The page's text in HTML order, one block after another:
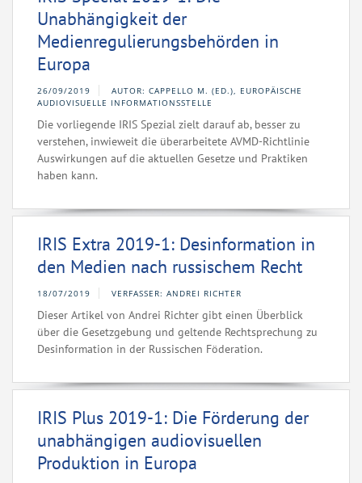
Unabhängigkeit der
Medienregulierungsbehörden in
Europa
26/09/2019
AUTOR: CAPPELLO M. (ED.), EUROPÄISCHE
AUDIOVISUELLE INFORMATIONSSTELLE
Die vorliegende IRIS Spezial zielt darauf ab, besser zu
verstehen, inwieweit die überarbeitete AVMD-Richtlinie
Auswirkungen auf die aktuellen Gesetze und Praktiken
haben kann.
IRIS Extra 2019-1: Desinformation in
den Medien nach russischem Recht
18/07/2019 VERFASSER: ANDREI RICHTER
Dieser Artikel von Andrei Richter gibt einen Überblick
über die Gesetzgebung und geltende Rechtsprechung zu
Desinformation in der Russischen Föderation.
IRIS Plus 2019-1: Die Förderung der
unabhängigen audiovisuellen
Produktion in Europa